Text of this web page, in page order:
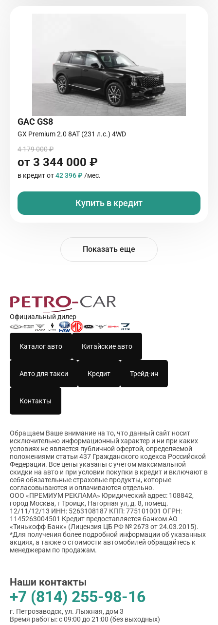
GAC GS8
GX Premium 2.0 8AT (231 л.с.) 4WD
4 179 000 ₽
от 3 344 000 ₽
в кредит от42 396 ₽ /мес.
Купить в кредит
Показать еще
Официальный дилер
Каталог авто Китайские авто
Авто для такси Кредит Трейд-ин
Контакты
Обращаем Ваше внимание на то, что данный сайт носит
исключительно информационный характер и ни при каких
условиях не является публичной офертой, определяемой
положениями статьи 437 Гражданского кодекса Российской
Федерации. Все цены указаны с учетом максимальной
скидки на авто и при условии покупки в кредит и включают в
себя обязательные страховые продукты, которые
согласовываются и оплачиваются отдельно.
ООО «ПРЕМИУМ РЕКЛАМА» Юридический адрес: 108842,
город Москва, г Троицк, Нагорная ул, д. 8, помещ.
12/11/12/13 ИНН: 5263108187 КПП: 775101001 ОГРН:
1145263004501 Кредит предоставляется банком АО
«Тинькофф Банк» (Лицензия ЦБ РФ № 2673 от 24.03.2015).
*Для получения более подробной информации об указанных
акциях, а также о стоимости автомобилей обращайтесь к
менеджерам по продажам.
Наши контакты
+7 (814) 255-98-16
г. Петрозаводск, ул. Лыжная, дом 3
Время работы: с 09:00 до 21:00 (без выходных)